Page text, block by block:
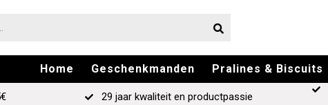
Home Geschenkmanden Pralines & Biscuits
29 jaar kwaliteit en productpassie